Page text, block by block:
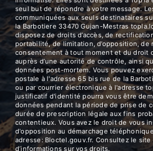
seul but de répondre à votre message.
communiquées aux seuls destinataires
la Barbotiere 33470 Gujan-Mestras
disposez de droits d’accès, de
portabilité, de limitation, d’opposition, de
consentement à tout moment et du droit
auprès d’une autorité de contrôle, ainsi
données post-mortem. Vous pouvez
postale à l'adresse 65 bis rue de la
ou par courrier électronique à l'adresse
justificatif d'identité pourra vous être
données pendant la période de prise de
durée de prescription légale aux fins
contentieux. Vous avez le droit de vous
d'opposition au démarchage
adresse:
Bloctel.gouv.fr. Consultez le
d’informations sur vos droits.